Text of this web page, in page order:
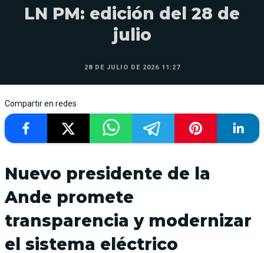
LN PM: edición del 28 de
julio
28 DE JULIO DE 2026 11:27
Compartir en redes
Nuevo presidente de la
Ande promete
transparencia y modernizar
el sistema eléctrico